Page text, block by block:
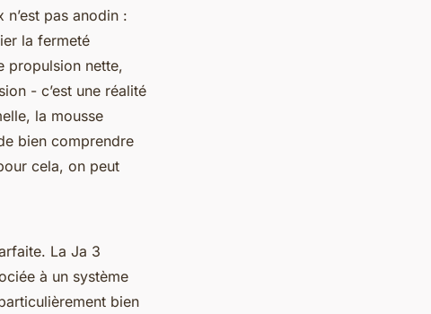
pas anodin :
la fermeté
propulsion nette,
- c’est une réalité
la mousse
bien comprendre
cela, on peut
La Ja 3
à un système
bien